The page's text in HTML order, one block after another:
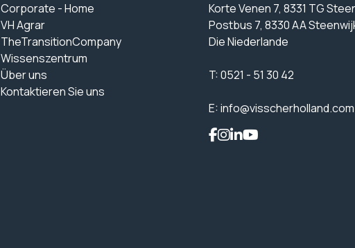
Corporate - Home
VH Agrar
TheTransitionCompany
Wissenszentrum
Über uns
Kontaktieren Sie uns
Korte Venen 7, 8331 TG
Postbus 7, 8330 AA
Die Niederlande
T:0521 - 51 30 42
E:info@visscherholland.com